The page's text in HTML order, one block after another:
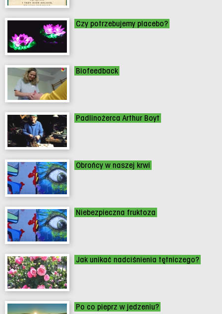
Czy potrzebujemy placebo?
Biofeedback
Padlinożerca Arthur Boyt
Obrońcy w naszej krwi
Niebezpieczna fruktoza
Jak unikać nadciśnienia tętniczego?
Po co pieprz w jedzeniu?